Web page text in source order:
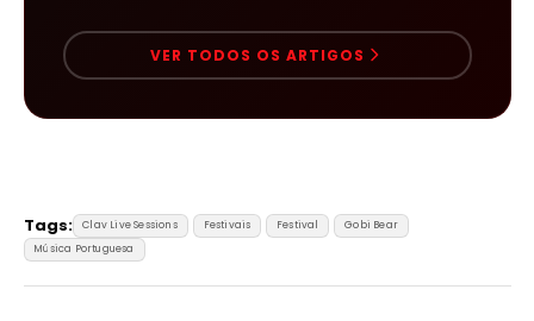
VER TODOS OS ARTIGOS
Tags: Clav Live Sessions Festivais Festival
Gobi Bear
Música Portuguesa